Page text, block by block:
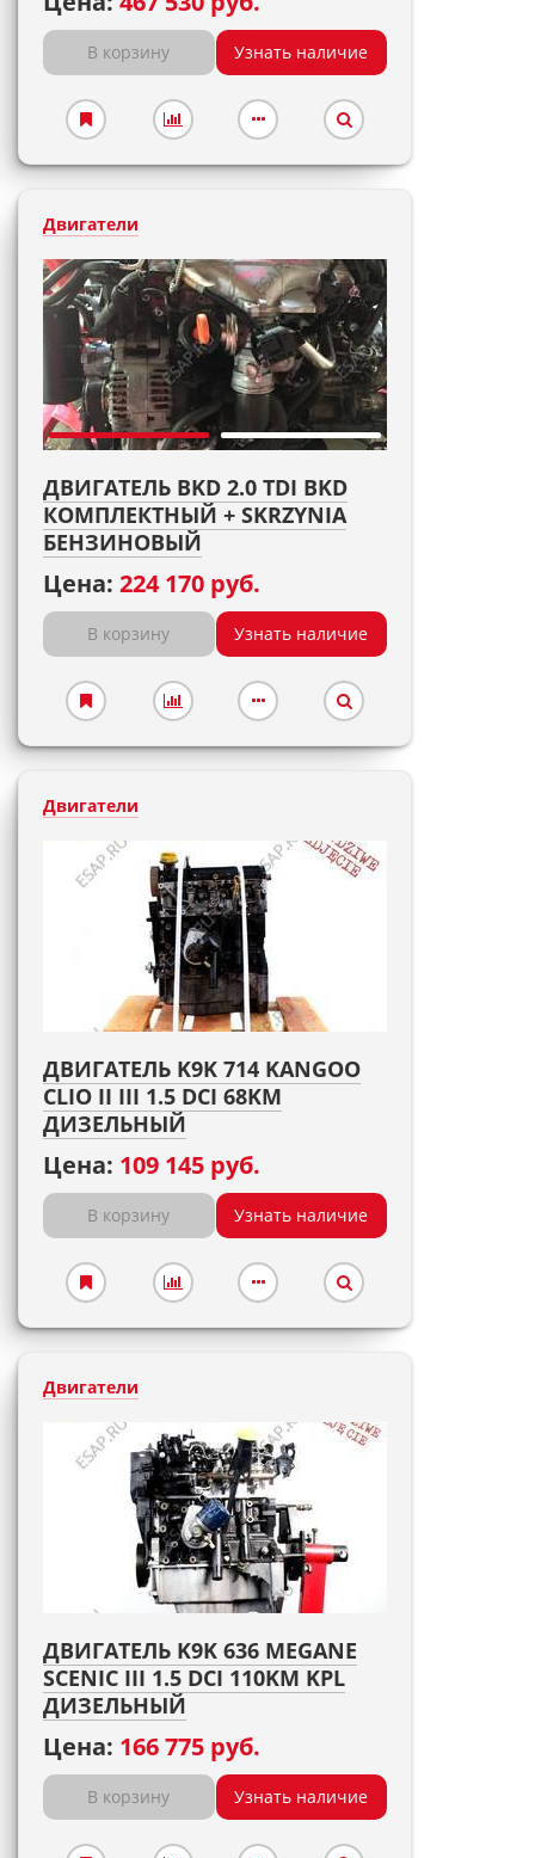
В корзину Узнать наличие
Двигатели
ДВИГАТЕЛЬ BKD 2.0 TDI BKD
КОМПЛЕКТНЫЙ + SKRZYNIA
БЕНЗИНОВЫЙ
Цена: 224 170 руб.
В корзину Узнать наличие
Двигатели
ДВИГАТЕЛЬ K9K 714 KANGOO
CLIO II III 1.5 DCI 68KM
ДИЗЕЛЬНЫЙ
Цена: 109 145 руб.
В корзину Узнать наличие
Двигатели
ДВИГАТЕЛЬ K9K 636 MEGANE
SCENIC III 1.5 DCI 110KM KPL
ДИЗЕЛЬНЫЙ
Цена: 166 775 руб.
В корзину Узнать наличие